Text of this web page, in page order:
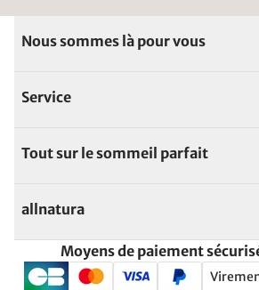
Nous sommes là pour vous
Service
Tout sur le sommeil parfait
allnatura
Moyens de paiement